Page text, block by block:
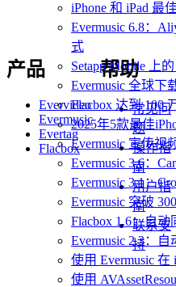
iPhone 和 iPad 最
Evermusic 6.8：
式
Setapp Mobile 上
Evermusic 全球下
Flacbox 达到 100
2025年5款最佳
Evermusic 宣传视
Evermusic 3.6：
Evermusic 3.1：
Evermusic 突破
Flacbox 1.6：自
Evermusic 2.3：
使用 Evermusic
使用
产品
Evervideo
Evermusic
Evertag
Flacbox
帮助
常见问
题
操作指
南
用户指
南
联系支
持